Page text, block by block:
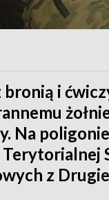
bronią i
Na
z